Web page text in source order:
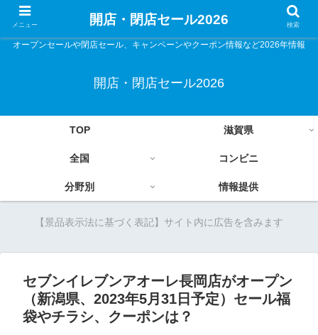
オープンセールや閉店セール、キャンペーンやクーポン情報など2026年情報
開店・閉店セール2026
TOP 滋賀県
全国 コンビニ
分野別 情報提供
【景品表示法に基づく表記】サイト内に広告を含みます
セブンイレブンアオーレ長岡店がオープン
（新潟県、2023年5月31日予定）セール福
袋やチラシ、クーポンは？
メニュー 開店・閉店セール2026 検索